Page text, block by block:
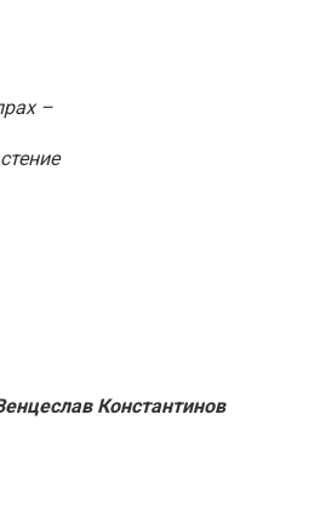
–
Константинов